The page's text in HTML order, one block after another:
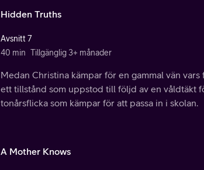
Hidden Truths
Avsnitt 7
40 min Tillgänglig 3+ månader
Medan Christina kämpar för en gammal vän
ett tillstånd som uppstod till följd av en våldtäkt
tonårsflicka som kämpar för att passa in i skolan.
A Mother Knows